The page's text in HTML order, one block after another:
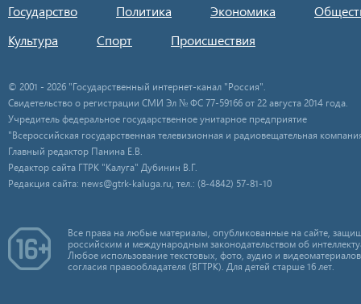
Государство Политика Экономика
Культура
Спорт Происшествия
© 2001 - 2026 "Государственный интернет-канал "Россия".
Свидетельство о регистрации СМИ Эл № ФС 77-59166 от 22 августа 2014 года.
Учредитель федеральное государственное унитарное предприятие
"Всероссийская государственная телевизионная и радиовещательная
Главный редактор Панина Е.В.
Редактор сайта ГТРК "Калуга" Дубинин В.Г.
Редакция сайта: news@gtrk-kaluga.ru, тел.: (8-4842) 57-81-10
Все права на любые материалы, опубликованные на сайте,
российским и международным законодательством об
Любое использование текстовых, фото, аудио и
согласия правообладателя (ВГТРК). Для детей старше 16 лет.